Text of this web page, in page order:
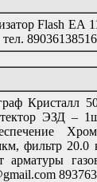
Flash EA
89036138516
Кристалл
ЭЗД –
фильтр 20.0
арматуры